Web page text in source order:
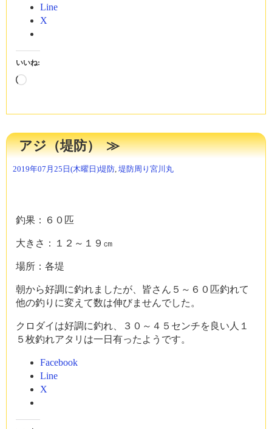
Line
X
いいね:
読
中…
アジ（堤防）
2019年07月25日(木曜日)堤防, 堤防周り 宮川丸
釣果：６０匹
大きさ：１２～１９㎝
場所：各堤
朝から好調に釣れましたが、皆さん５～６０匹釣れて
他の釣りに変えて数は伸びませんでした。
クロダイは好調に釣れ、３０～４５センチを良い人１
５枚釣れアタリは一日有ったようです。
Facebook
Line
X